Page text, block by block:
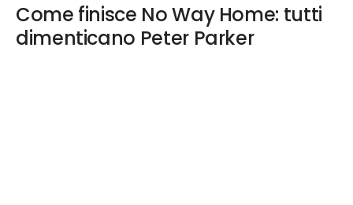
Come finisce No Way Home: tutti
dimenticano Peter Parker